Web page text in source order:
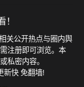
！
关公开热点与圈内舆
注册即可浏览。本
私密内容。
新快 免翻墙!